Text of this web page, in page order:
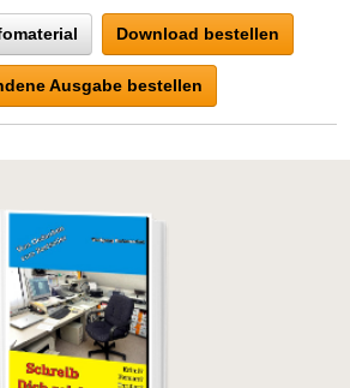
Download bestellen
Ausgabe bestellen